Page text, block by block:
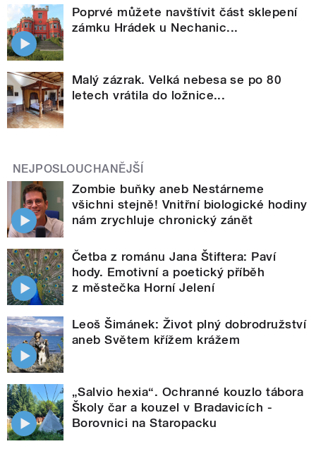
Poprvé můžete navštívit část sklepení
zámku Hrádek u Nechanic...
Malý zázrak. Velká nebesa se po 80
letech vrátila do ložnice...
NEJPOSLOUCHANĚJŠÍ
Zombie buňky aneb Nestárneme
všichni stejně! Vnitřní biologické hodiny
nám zrychluje chronický zánět
Četba z románu Jana Štiftera: Paví
hody. Emotivní a poetický příběh
z městečka Horní Jelení
Leoš Šimánek: Život plný dobrodružství
aneb Světem křížem krážem
„Salvio hexia“. Ochranné kouzlo tábora
Školy čar a kouzel v Bradavicích -
Borovnici na Staropacku